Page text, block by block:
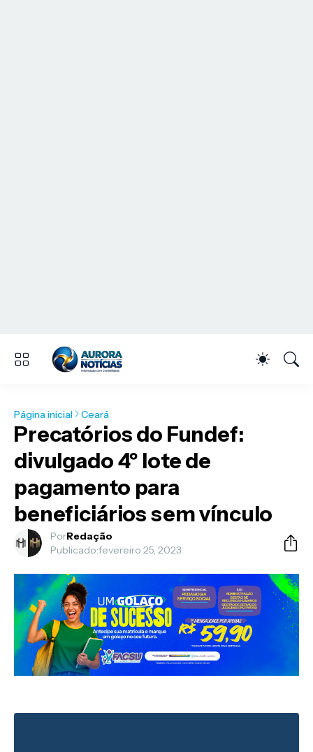
Página inicial Ceará
Precatórios do Fundef:
divulgado 4º lote de
pagamento para
beneficiários sem vínculo
PorRedação
Publicado:fevereiro 25, 2023